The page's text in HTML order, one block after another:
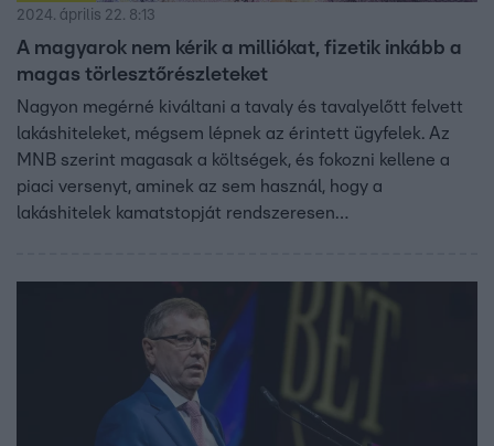
2024. április 22. 8:13
A magyarok nem kérik a milliókat, fizetik inkább a
magas törlesztőrészleteket
Nagyon megérné kiváltani a tavaly és tavalyelőtt felvett
lakáshiteleket, mégsem lépnek az érintett ügyfelek. Az
MNB szerint magasak a költségek, és fokozni kellene a
piaci versenyt, aminek az sem használ, hogy a
lakáshitelek kamatstopját rendszeresen
alacsonyabb törlesztőrészletekkel. Az adósok ugyan
érdeklődnek, de valamiért nem szánják rá magukat a